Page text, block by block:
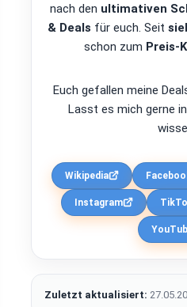
nach den ultimativen
& Deals für euch. Seit
schon zum Preis-
Euch gefallen meine
Lasst es mich gerne
Wikipedia
Instagram
Zuletzt aktualisiert: